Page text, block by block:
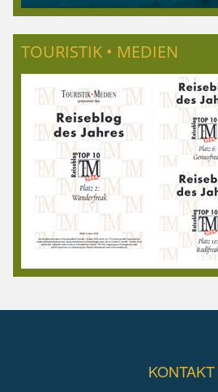
TOURISTIK • MEDIEN
KONTAKT